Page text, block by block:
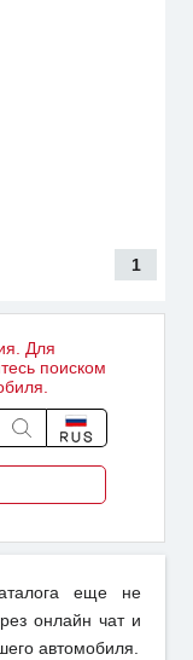
1
Для
поиском
еще не
онлайн чат и
автомобиля.